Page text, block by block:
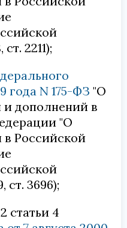
2211);
года N 175-ФЗ "О
дополнений в
"О
в Российской
ст. 3696);
статьи 4